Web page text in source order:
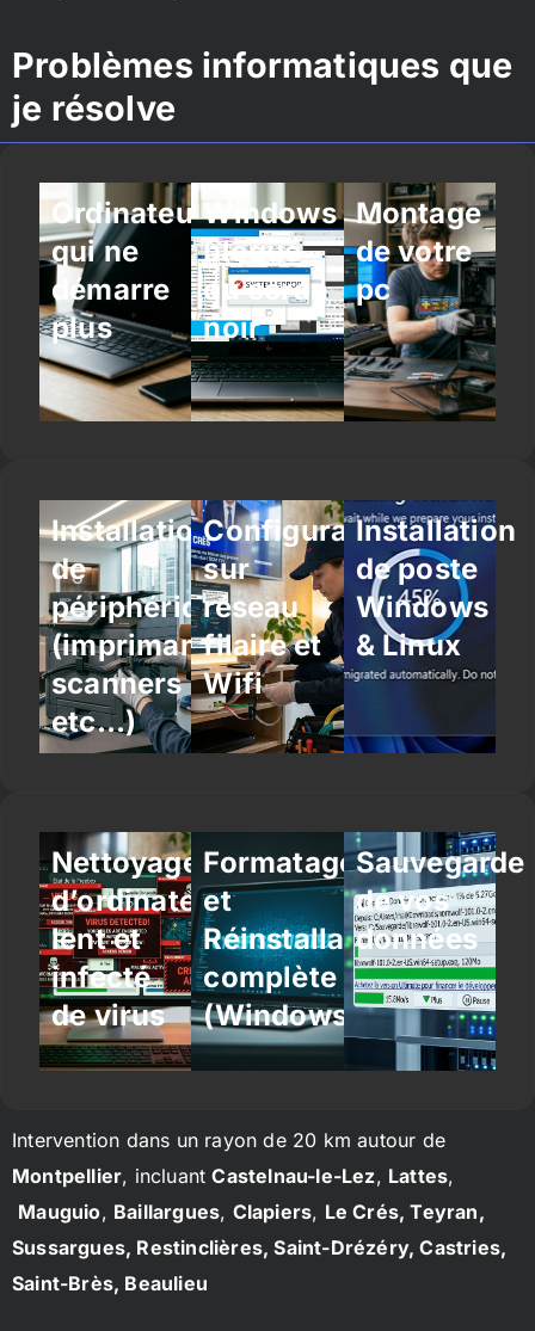
Problèmes informatiques que
je résolve
Ordinateur
qui ne
démarre
plus
Windows
bloqué
ou écran
noir
Montage
de votre
pc
Installation
de
périphériques
(imprimantes,
scanners
etc…)
Configuration
sur
réseau
filaire et
Wifi
Installation
de poste
Windows
& Linux
Nettoyage
d’ordinateur
lent et
infecté
de virus
Formatage
et
Réinstallation
complète
(Windows/Linux)
Sauvegarde
de vos
données
Intervention dans un rayon de 20 km autour de
Montpellier, incluantCastelnau-le-Lez, Lattes,
Mauguio, Baillargues, Clapiers, Le Crés, Teyran,
Sussargues, Restinclières, Saint-Drézéry, Castries,
Saint-Brès, Beaulieu